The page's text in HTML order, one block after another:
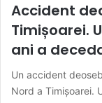
Accident
Timișoarei.
ani a
Un accident
Nord a Timișoarei.